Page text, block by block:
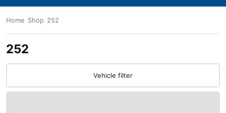
Home Shop 252
252
Vehicle filter